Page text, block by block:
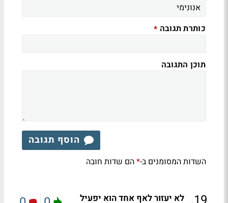
כותרת תגובה *
תוכן התגובה
הוסף תגובה
השדות המסומנים ב-*הם שדות חובה
לא יעזור לאף אחד הוא יפעיל